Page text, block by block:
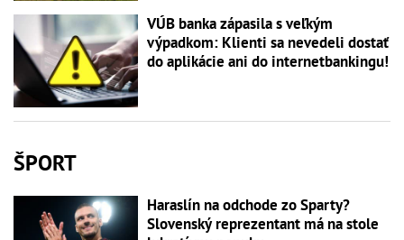
VÚB banka zápasila s veľkým
výpadkom: Klienti sa nevedeli dostať
do aplikácie ani do internetbankingu!
ŠPORT
Haraslín na odchode zo Sparty?
Slovenský reprezentant má na stole